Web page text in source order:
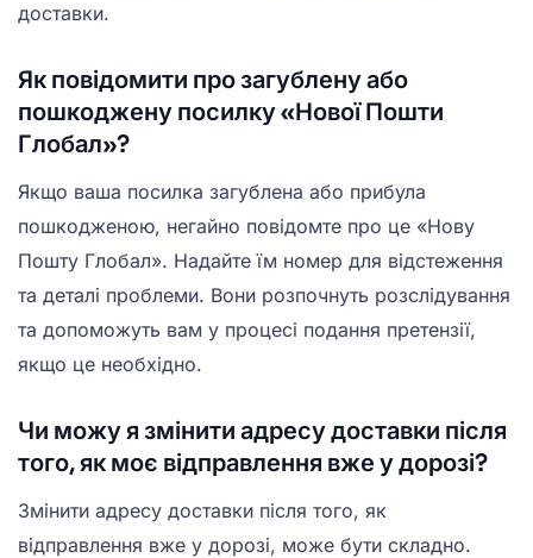
доставки.
Як повідомити про загублену або
пошкоджену посилку «Нової Пошти
Глобал»?
Якщо ваша посилка загублена або прибула
пошкодженою, негайно повідомте про це «Нову
Пошту Глобал». Надайте їм номер для відстеження
та деталі проблеми. Вони розпочнуть розслідування
та допоможуть вам у процесі подання претензії,
якщо це необхідно.
Чи можу я змінити адресу доставки після
того, як моє відправлення вже у дорозі?
Змінити адресу доставки після того, як
відправлення вже у дорозі, може бути складно.